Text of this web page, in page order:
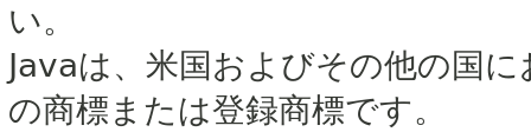
い。
Javaは、米国およびその他の国
の商標または登録商標です。